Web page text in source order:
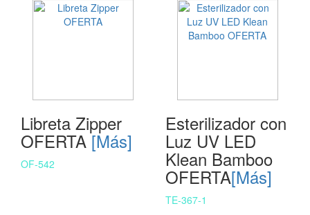
Libreta Zipper
OFERTA[Más]
OF-542
Esterilizador con
Luz UV LED
Klean Bamboo
OFERTA[Más]
TE-367-1